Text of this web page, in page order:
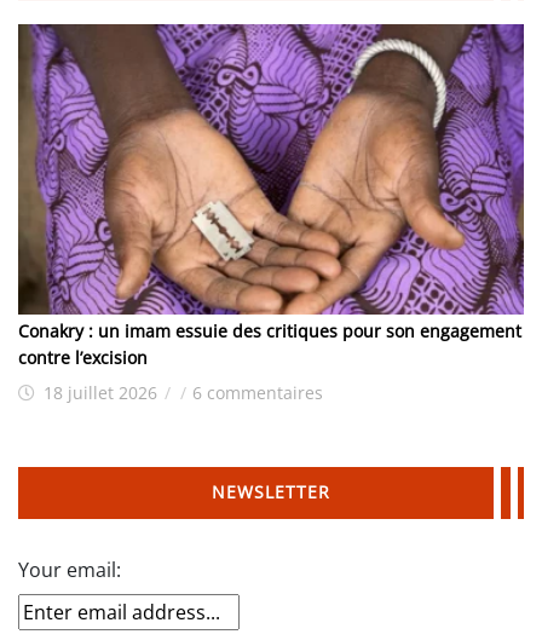
Conakry : un imam essuie des critiques pour son engagement
contre l’excision
18 juillet 2026 / / 6 commentaires
NEWSLETTER
Your email: